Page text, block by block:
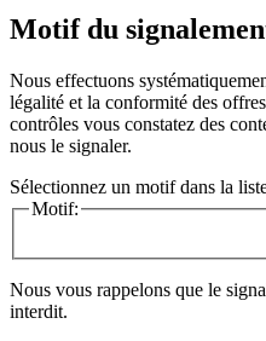
Motif du
Nous effectuons
légalité et la conformité des
contrôles vous constatez des
nous le signaler.
Sélectionnez un motif dans la
Motif:
Nous vous rappelons que le
interdit.